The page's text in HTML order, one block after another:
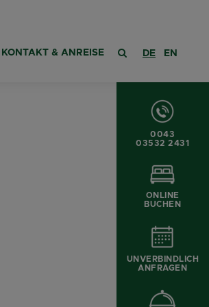
KONTAKT & ANREISE
0043
03532 2431
ONLINE
BUCHEN
UNVERBINDLICH
ANFRAGEN
DE EN